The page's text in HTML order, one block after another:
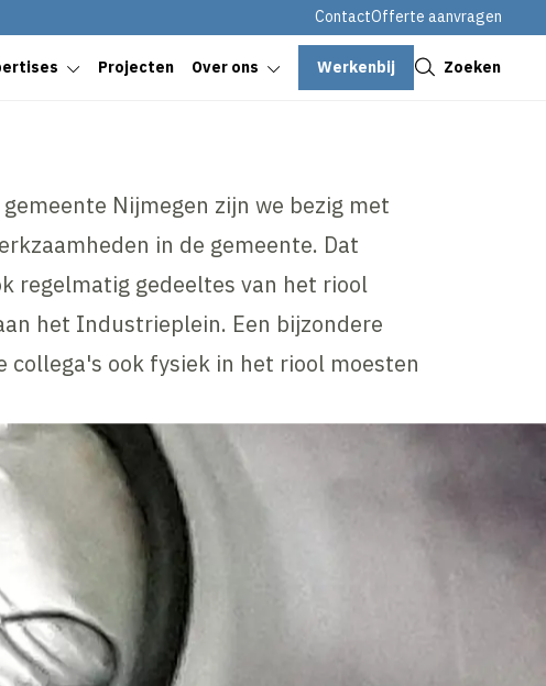
ContactOfferte aanvragen
Projecten Over ons Werkenbij Zoeken
Nijmegen zijn we bezig met
in de gemeente. Dat
regelmatig gedeeltes van het riool
het Industrieplein. Een bijzondere
collega's ook fysiek in het riool moesten
Sluiten